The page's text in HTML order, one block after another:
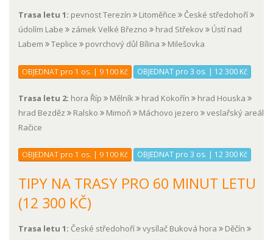
Trasa letu 1: pevnost Terezín Litoměřice
České středohoří
údolím Labe
zámek Velké Březno hrad Střekov
Ústí nad
Labem
Teplice povrchový důl Bílina Milešovka
OBJEDNAT pro 1 os. | 9 100 Kč OBJEDNAT pro 3 os. | 12 300 Kč
Trasa letu 2: hora Říp Mělník hrad Kokořín
hrad Houska
hrad Bezděz
Ralsko Mimoň Máchovo jezero
veslařský areál
Račice
OBJEDNAT pro 1 os. | 9 100 Kč OBJEDNAT pro 3 os. | 12 300 Kč
TIPY NA TRASY PRO 60 MINUT LETU
(12 300 KČ)
Trasa letu 1: České středohoří vysílač Buková hora
Děčín